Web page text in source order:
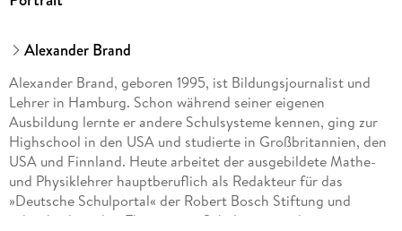
Alexander Brand
Alexander Brand, geboren 1995, ist Bildungsjournalist und
Lehrer in Hamburg. Schon während seiner eigenen
Ausbildung lernte er andere Schulsysteme kennen, ging zur
Highschool in den USA und studierte in Großbritannien, den
USA und Finnland. Heute arbeitet der ausgebildete Mathe-
und Physiklehrer hauptberuflich als Redakteur für das
»Deutsche Schulportal« der Robert Bosch Stiftung und
schreibt dort über Themen aus Schulpraxis und